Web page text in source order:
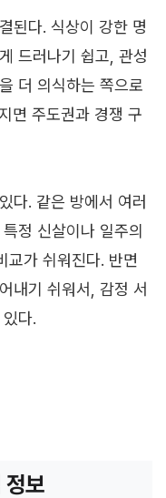
된다. 식상이 강한 명
드러나기 쉽고, 관성
더 의식하는 쪽으로
면 주도권과 경쟁 구
다. 같은 방에서 여러
정 신살이나 일주의
교가 쉬워진다. 반면
내기 쉬워서, 감정 서
다.
정보